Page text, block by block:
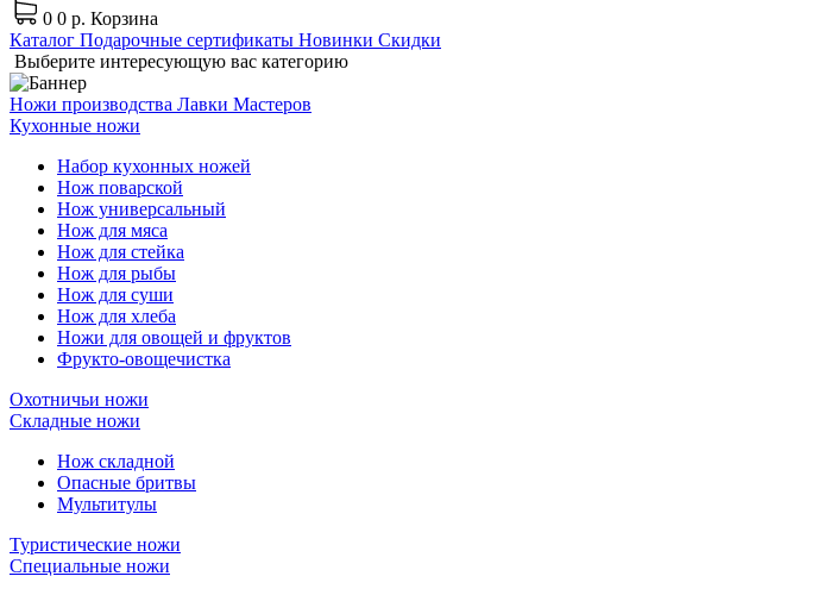
0 0 р. Корзина
Каталог Подарочные сертификаты Новинки Скидки
Выберите интересующую вас категорию
Ножи производства Лавки Мастеров
Кухонные ножи
Набор кухонных ножей
Нож поварской
Нож универсальный
Нож для мяса
Нож для стейка
Нож для рыбы
Нож для суши
Нож для хлеба
Ножи для овощей и фруктов
Фрукто-овощечистка
Охотничьи ножи
Складные ножи
Нож складной
Опасные бритвы
Мультитулы
Туристические ножи
Специальные ножи